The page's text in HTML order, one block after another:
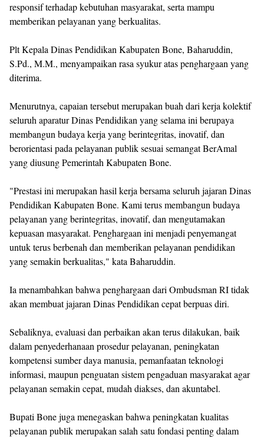
responsif terhadap kebutuhan masyarakat, serta mampu
memberikan pelayanan yang berkualitas.
Plt Kepala Dinas Pendidikan Kabupaten Bone, Baharuddin,
S.Pd., M.M., menyampaikan rasa syukur atas penghargaan yang
diterima.
Menurutnya, capaian tersebut merupakan buah dari kerja kolektif
seluruh aparatur Dinas Pendidikan yang selama ini berupaya
membangun budaya kerja yang berintegritas, inovatif, dan
berorientasi pada pelayanan publik sesuai semangat BerAmal
yang diusung Pemerintah Kabupaten Bone.
"Prestasi ini merupakan hasil kerja bersama seluruh jajaran Dinas
Pendidikan Kabupaten Bone. Kami terus membangun budaya
pelayanan yang berintegritas, inovatif, dan mengutamakan
kepuasan masyarakat. Penghargaan ini menjadi penyemangat
untuk terus berbenah dan memberikan pelayanan pendidikan
yang semakin berkualitas," kata Baharuddin.
Ia menambahkan bahwa penghargaan dari Ombudsman RI tidak
akan membuat jajaran Dinas Pendidikan cepat berpuas diri.
Sebaliknya, evaluasi dan perbaikan akan terus dilakukan, baik
dalam penyederhanaan prosedur pelayanan, peningkatan
kompetensi sumber daya manusia, pemanfaatan teknologi
informasi, maupun penguatan sistem pengaduan masyarakat agar
pelayanan semakin cepat, mudah diakses, dan akuntabel.
Bupati Bone juga menegaskan bahwa peningkatan kualitas
pelayanan publik merupakan salah satu fondasi penting dalam